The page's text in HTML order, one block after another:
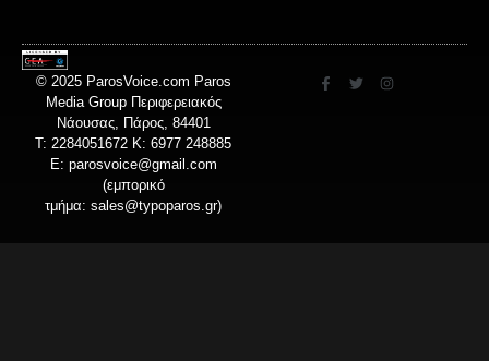
© 2025 ParosVoice.com Paros
Media Group Περιφερειακός
Νάουσας, Πάρος, 84401
T: 2284051672 Κ: 6977 248885
E: parosvoice@gmail.com
(εμπορικό
τμήμα: sales@typoparos.gr)